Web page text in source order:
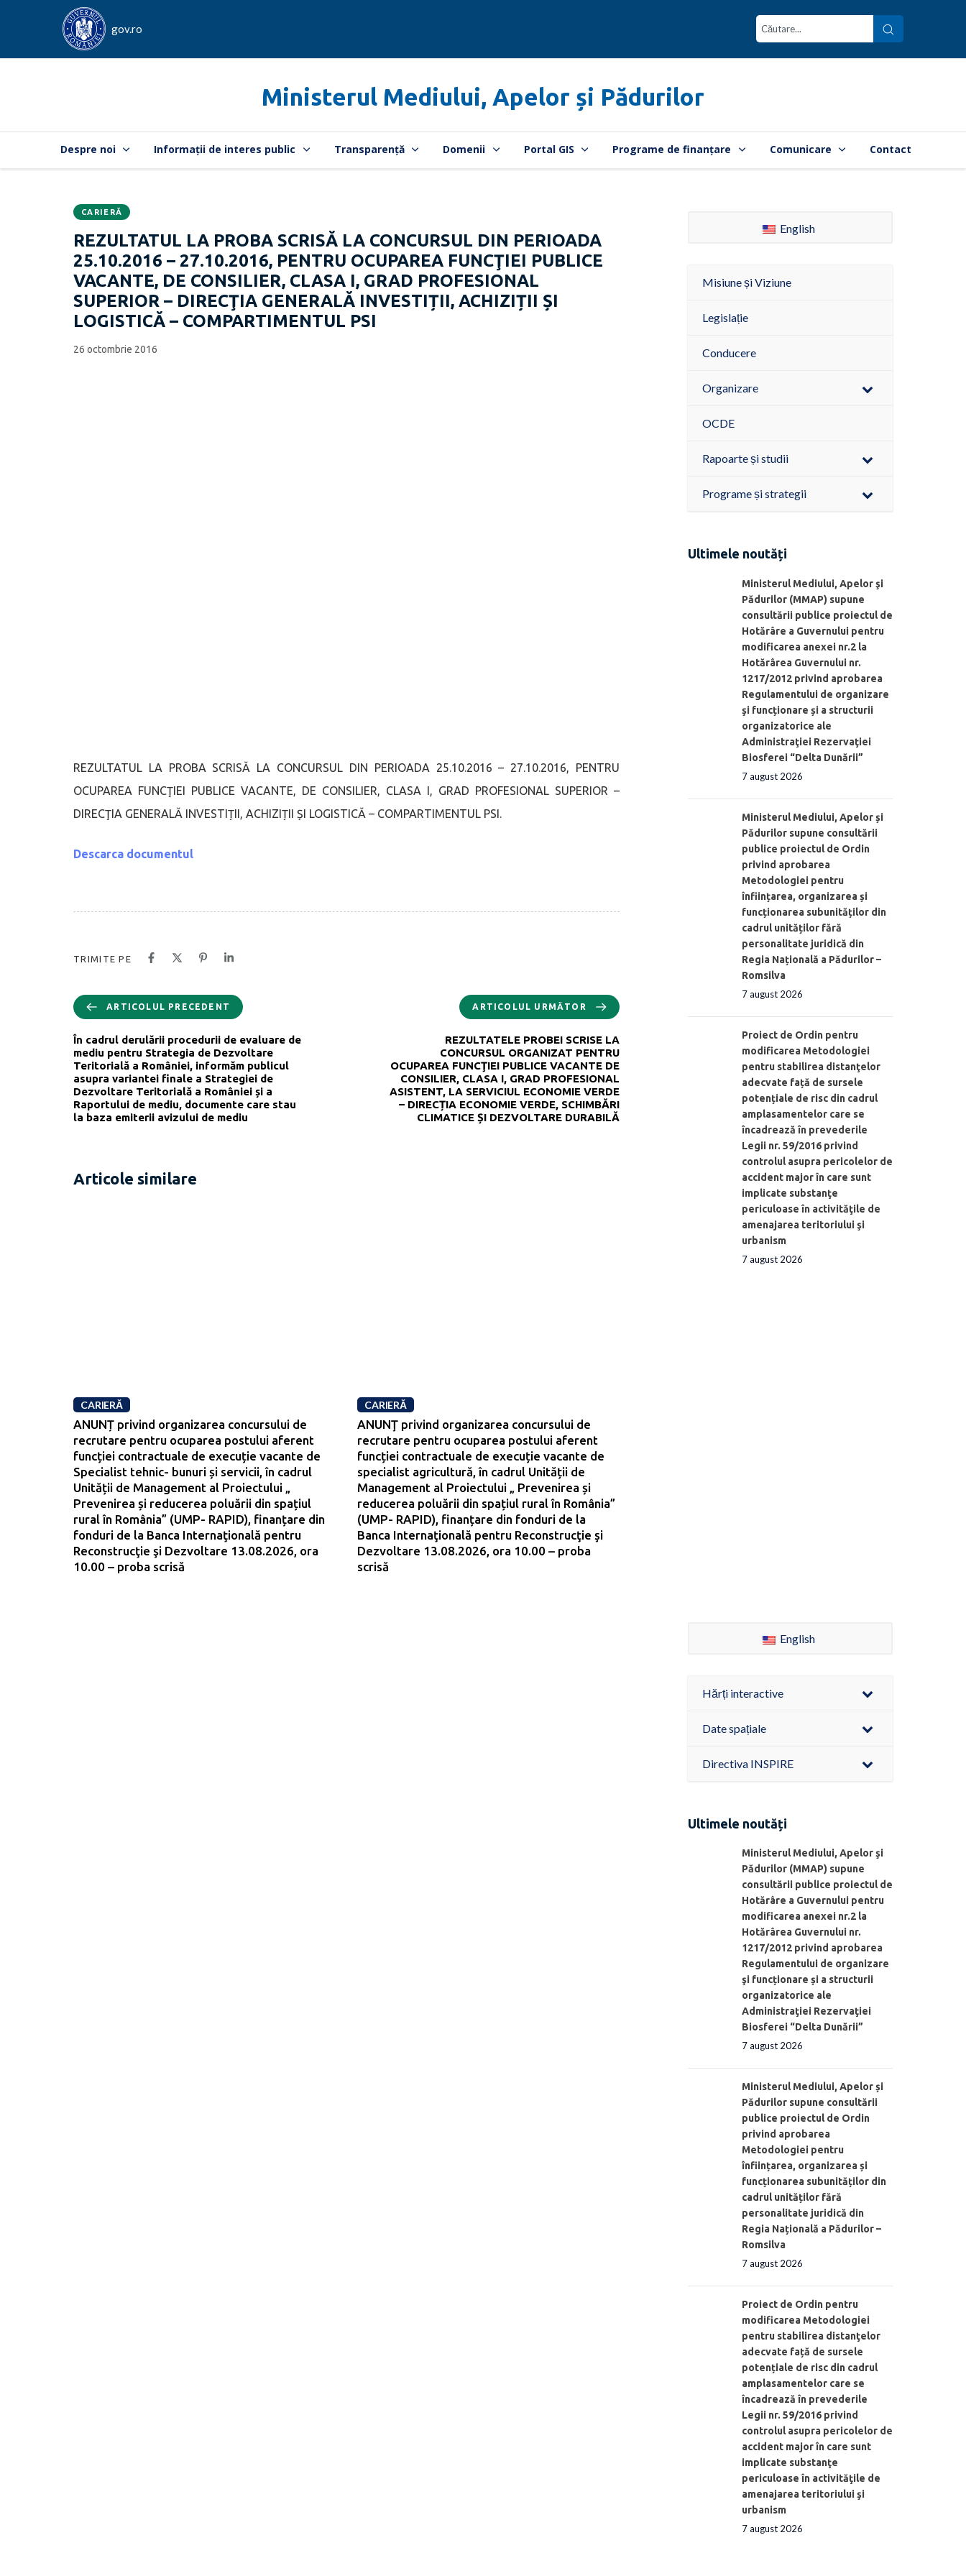
gov.ro
Ministerul Mediului, Apelor și Pădurilor
Despre noi Informații de interes public Transparență Domenii Portal GIS Programe de finanțare Comunicare Contact
CATEGORIA:
CARIERĂ
REZULTATUL LA PROBA SCRISĂ LA CONCURSUL DIN PERIOADA
25.10.2016 – 27.10.2016, PENTRU OCUPAREA FUNCŢIEI PUBLICE
VACANTE, DE CONSILIER, CLASA I, GRAD PROFESIONAL
SUPERIOR – DIRECŢIA GENERALĂ INVESTIȚII, ACHIZIȚII ȘI
LOGISTICĂ – COMPARTIMENTUL PSI
Data
publicării:
26 octombrie 2016
REZULTATUL LA PROBA SCRISĂ LA CONCURSUL DIN PERIOADA 25.10.2016 – 27.10.2016, PENTRU
OCUPAREA FUNCŢIEI PUBLICE VACANTE, DE CONSILIER, CLASA I, GRAD PROFESIONAL SUPERIOR –
DIRECŢIA GENERALĂ INVESTIȚII, ACHIZIȚII ȘI LOGISTICĂ – COMPARTIMENTUL PSI.
Descarca documentul
TRIMITE PE
ARTICOLUL PRECEDENT
În cadrul derulării procedurii de evaluare de
mediu pentru Strategia de Dezvoltare
Teritorială a României, informăm publicul
asupra variantei finale a Strategiei de
Dezvoltare Teritorială a României și a
Raportului de mediu, documente care stau
la baza emiterii avizului de mediu
ARTICOLUL URMĂTOR
REZULTATELE PROBEI SCRISE LA
CONCURSUL ORGANIZAT PENTRU
OCUPAREA FUNCŢIEI PUBLICE VACANTE DE
CONSILIER, CLASA I, GRAD PROFESIONAL
ASISTENT, LA SERVICIUL ECONOMIE VERDE
– DIRECȚIA ECONOMIE VERDE, SCHIMBĂRI
CLIMATICE ȘI DEZVOLTARE DURABILĂ
Articole similare
CARIERĂ
ANUNȚ privind organizarea concursului de
recrutare pentru ocuparea postului aferent
funcției contractuale de execuție vacante de
Specialist tehnic- bunuri și servicii, în cadrul
Unității de Management al Proiectului „
Prevenirea și reducerea poluării din spațiul
rural în România” (UMP- RAPID), finanțare din
fonduri de la Banca Internaţională pentru
Reconstrucţie şi Dezvoltare 13.08.2026, ora
10.00 – proba scrisă
CARIERĂ
ANUNŢ privind organizarea concursului de
recrutare pentru ocuparea postului aferent
funcției contractuale de execuție vacante de
specialist agricultură, în cadrul Unității de
Management al Proiectului „ Prevenirea și
reducerea poluării din spațiul rural în România”
(UMP- RAPID), finanțare din fonduri de la
Banca Internaţională pentru Reconstrucţie şi
Dezvoltare 13.08.2026, ora 10.00 – proba
scrisă
English
Misiune și Viziune
Legislație
Conducere
Organizare
OCDE
Rapoarte și studii
Programe și strategii
Ultimele noutăți
Ministerul Mediului, Apelor şi
Pădurilor (MMAP) supune
consultării publice proiectul de
Hotărâre a Guvernului pentru
modificarea anexei nr.2 la
Hotărârea Guvernului nr.
1217/2012 privind aprobarea
Regulamentului de organizare
şi funcționare și a structurii
organizatorice ale
Administraţiei Rezervaţiei
Biosferei “Delta Dunării”
7 august 2026
Ministerul Mediului, Apelor și
Pădurilor supune consultării
publice proiectul de Ordin
privind aprobarea
Metodologiei pentru
înființarea, organizarea și
funcționarea subunităților din
cadrul unităților fără
personalitate juridică din
Regia Națională a Pădurilor –
Romsilva
7 august 2026
Proiect de Ordin pentru
modificarea Metodologiei
pentru stabilirea distanţelor
adecvate față de sursele
potențiale de risc din cadrul
amplasamentelor care se
încadrează în prevederile
Legii nr. 59/2016 privind
controlul asupra pericolelor de
accident major în care sunt
implicate substanţe
periculoase în activităţile de
amenajarea teritoriului şi
urbanism
7 august 2026
English
Hărți interactive
Date spațiale
Directiva INSPIRE
Ultimele noutăți
Ministerul Mediului, Apelor şi
Pădurilor (MMAP) supune
consultării publice proiectul de
Hotărâre a Guvernului pentru
modificarea anexei nr.2 la
Hotărârea Guvernului nr.
1217/2012 privind aprobarea
Regulamentului de organizare
şi funcționare și a structurii
organizatorice ale
Administraţiei Rezervaţiei
Biosferei “Delta Dunării”
7 august 2026
Ministerul Mediului, Apelor și
Pădurilor supune consultării
publice proiectul de Ordin
privind aprobarea
Metodologiei pentru
înființarea, organizarea și
funcționarea subunităților din
cadrul unităților fără
personalitate juridică din
Regia Națională a Pădurilor –
Romsilva
7 august 2026
Proiect de Ordin pentru
modificarea Metodologiei
pentru stabilirea distanţelor
adecvate față de sursele
potențiale de risc din cadrul
amplasamentelor care se
încadrează în prevederile
Legii nr. 59/2016 privind
controlul asupra pericolelor de
accident major în care sunt
implicate substanţe
periculoase în activităţile de
amenajarea teritoriului şi
urbanism
7 august 2026